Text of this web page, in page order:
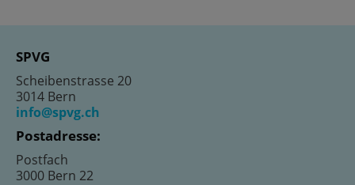
SPVG
Scheibenstrasse 20
3014 Bern
info@spvg.ch
Postadresse:
Postfach
3000 Bern 22